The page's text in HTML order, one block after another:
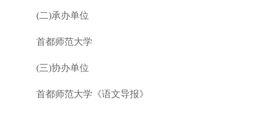
(二)承办单位
首都师范大学
(三)协办单位
首都师范大学《语文导报》